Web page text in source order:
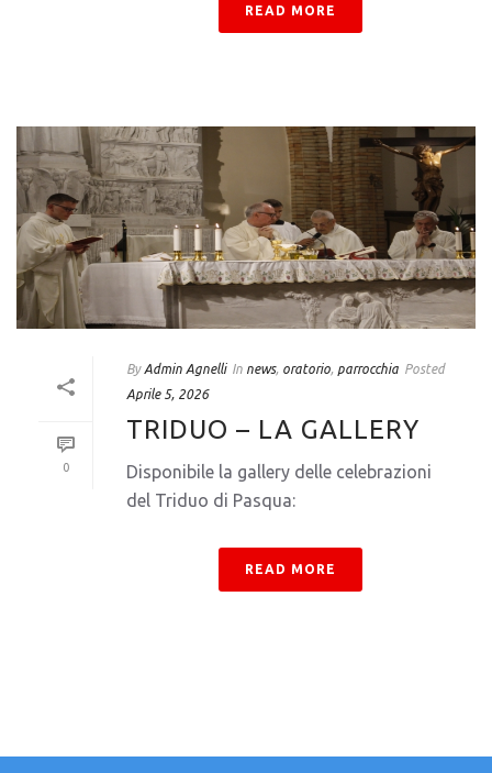
READ MORE
0
By Admin Agnelli In news, oratorio, parrocchia Posted
Aprile 5, 2026
TRIDUO – LA GALLERY
Disponibile la gallery delle celebrazioni
del Triduo di Pasqua:
READ MORE